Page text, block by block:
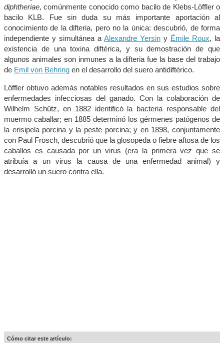
diphtheriae, comúnmente conocido como bacilo de Klebs-Löffler o
bacilo KLB. Fue sin duda su más importante aportación al
conocimiento de la difteria, pero no la única: descubrió, de forma
independiente y simultánea a Alexandre Yersin y Émile Roux, la
existencia de una toxina diftérica, y su demostración de que
algunos animales son inmunes a la difteria fue la base del trabajo
de Emil von Behring en el desarrollo del suero antidiftérico.
Löffler obtuvo además notables resultados en sus estudios sobre
enfermedades infecciosas del ganado. Con la colaboración de
Wilhelm Schütz, en 1882 identificó la bacteria responsable del
muermo caballar; en 1885 determinó los gérmenes patógenos de
la erisipela porcina y la peste porcina; y en 1898, conjuntamente
con Paul Frosch, descubrió que la glosopeda o fiebre aftosa de los
caballos es causada por un virus (era la primera vez que se
atribuía a un virus la causa de una enfermedad animal) y
desarrolló un suero contra ella.
Cómo citar este artículo: